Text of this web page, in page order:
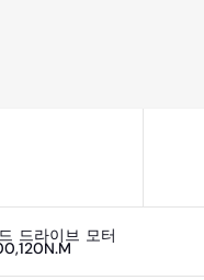
드라이브 모터